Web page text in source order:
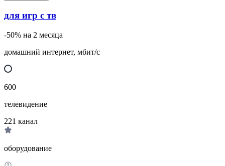
для игр с тв
-50% на 2 месяца
домашний интернет, мбит/с
600
телевидение
221 канал
оборудование